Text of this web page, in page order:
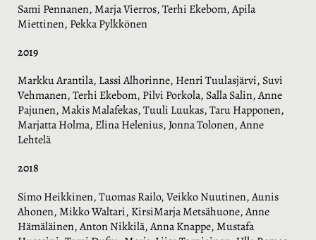
Sami Pennanen, Marja Vierros, Terhi Ekebom, Apila
Miettinen, Pekka Pylkkönen
2019
Markku Arantila, Lassi Alhorinne, Henri Tuulasjärvi, Suvi
Vehmanen, Terhi Ekebom, Pilvi Porkola, Salla Salin, Anne
Pajunen, Makis Malafekas, Tuuli Luukas, Taru Happonen,
Marjatta Holma, Elina Helenius, Jonna Tolonen, Anne
Lehtelä
2018
Simo Heikkinen, Tuomas Railo, Veikko Nuutinen, Aunis
Ahonen, Mikko Waltari, KirsiMarja Metsähuone, Anne
Hämäläinen, Anton Nikkilä, Anna Knappe, Mustafa